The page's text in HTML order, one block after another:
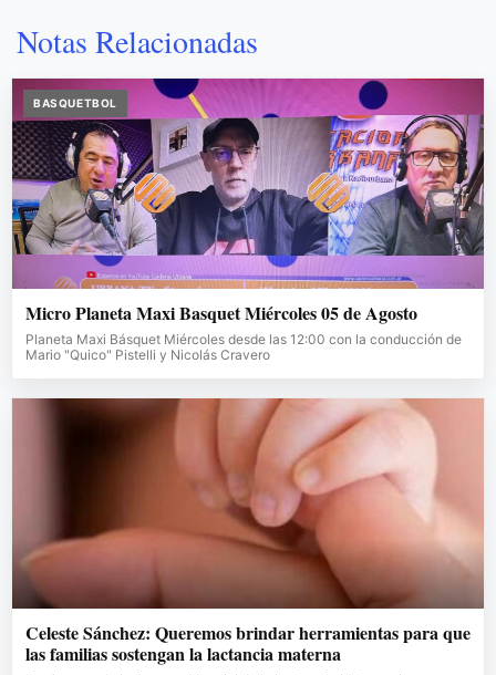
Notas Relacionadas
BASQUETBOL
Micro Planeta Maxi Basquet Miércoles 05 de Agosto
Planeta Maxi Básquet Miércoles desde las 12:00 con la conducción de
Mario "Quico" Pistelli y Nicolás Cravero
Celeste Sánchez: Queremos brindar herramientas para que
las familias sostengan la lactancia materna